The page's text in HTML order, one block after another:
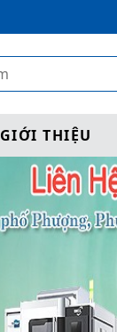
GIỚI THIỆU